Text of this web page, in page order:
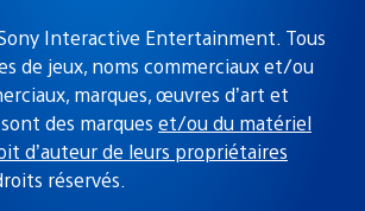
Interactive Entertainment. Tous
de jeux, noms commerciaux et/ou
marques, œuvres d’art et
des marques et/ou du matériel
d’auteur de leurs propriétaires
réservés.